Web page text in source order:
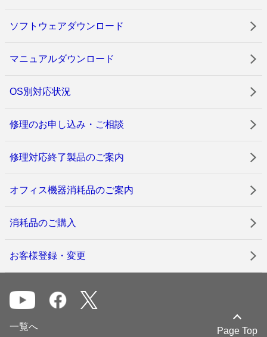
ソフトウェアダウンロード
マニュアルダウンロード
OS別対応状況
修理のお申し込み・ご相談
修理対応終了製品のご案内
オフィス機器消耗品のご案内
消耗品のご購入
お客様登録・変更
Page Top
一覧へ